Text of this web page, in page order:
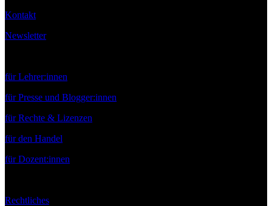
Kontakt
Newsletter
für Lehrer:innen
für Presse und Blogger:innen
für Rechte & Lizenzen
für den Handel
für Dozent:innen
Rechtliches